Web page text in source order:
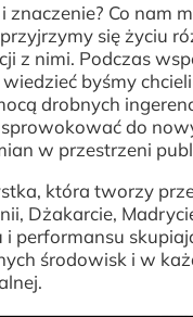
znaczenie? Co nam
się życiu
z nimi. Podczas
byśmy
drobnych
do
w przestrzeni
która tworzy
Dżakarcie,
performansu
środowisk i w